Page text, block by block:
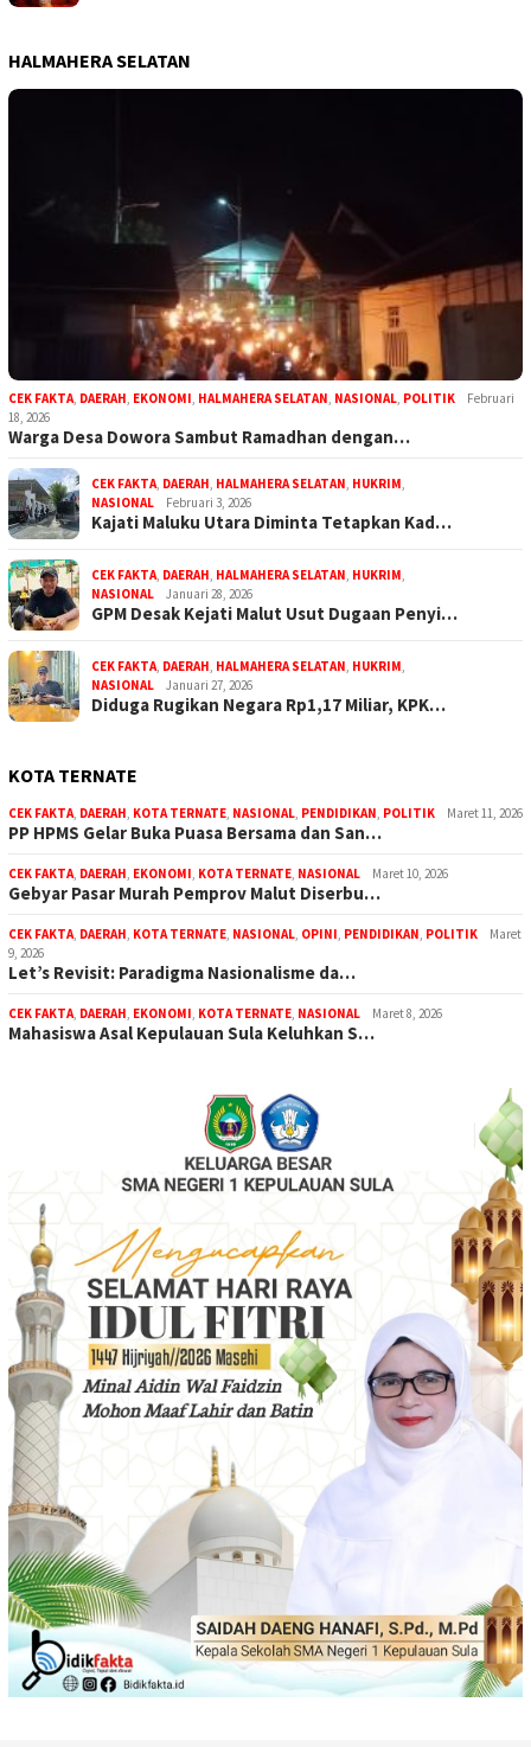
HALMAHERA SELATAN
CEK FAKTA, DAERAH, EKONOMI, HALMAHERA SELATAN, NASIONAL, POLITIK
Februari
18, 2026
Warga Desa Dowora Sambut Ramadhan dengan…
CEK FAKTA, DAERAH, HALMAHERA SELATAN, HUKRIM,
NASIONAL
Februari 3, 2026
Kajati Maluku Utara Diminta Tetapkan Kad…
CEK FAKTA, DAERAH, HALMAHERA SELATAN, HUKRIM,
NASIONAL
Januari 28, 2026
GPM Desak Kejati Malut Usut Dugaan Penyi…
CEK FAKTA, DAERAH, HALMAHERA SELATAN, HUKRIM,
NASIONAL
Januari 27, 2026
Diduga Rugikan Negara Rp1,17 Miliar, KPK…
KOTA TERNATE
CEK FAKTA, DAERAH, KOTA TERNATE, NASIONAL, PENDIDIKAN, POLITIK Maret 11, 2026
PP HPMS Gelar Buka Puasa Bersama dan San…
CEK FAKTA, DAERAH, EKONOMI, KOTA TERNATE, NASIONAL Maret 10, 2026
Gebyar Pasar Murah Pemprov Malut Diserbu…
CEK FAKTA, DAERAH, KOTA TERNATE, NASIONAL, OPINI, PENDIDIKAN, POLITIK
Maret
9, 2026
Let’s Revisit: Paradigma Nasionalisme da…
CEK FAKTA, DAERAH, EKONOMI, KOTA TERNATE, NASIONAL Maret 8, 2026
Mahasiswa Asal Kepulauan Sula Keluhkan S…